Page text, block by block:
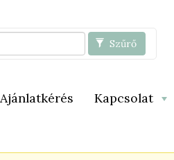
Szűrő
Ajánlatkérés Kapcsolat